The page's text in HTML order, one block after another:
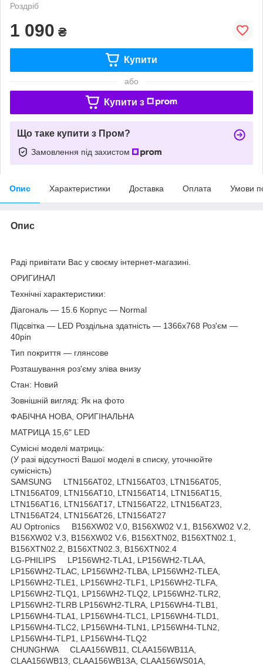
Роздріб
1 090 ₴
Купити
або
Купити з
Що таке купити з Пром?
Замовлення під захистом
Опис Характеристики Доставка Оплата Умови
Опис
Раді привітати Вас у своєму інтернет-магазині.
ОРИГИНАЛ
Технічні характеристики:
Діагональ — 15.6 Корпус — Normal
Підсвітка — LED Роздільна здатність — 1366х768 Роз'єм —
40pin
Тип покриття — глянсове
Розташування роз'єму зліва внизу
Стан: Новий
Зовнішній вигляд: Як на фото
ФАБІЧНА НОВА, ОРИГІНАЛЬНА
МАТРИЦА 15,6" LED
Сумісні моделі матриць:
(У разі відсутності Вашої моделі в списку, уточнюйте
сумісність)
SAMSUNG LTN156AT02, LTN156AT03, LTN156AT05,
LTN156AT09, LTN156AT10, LTN156AT14, LTN156AT15,
LTN156AT16, LTN156AT17, LTN156AT22, LTN156AT23,
LTN156AT24, LTN156AT26, LTN156AT27
AU Optronics B156XW02 V.0, B156XW02 V.1, B156XW02 V.2,
B156XW02 V.3, B156XW02 V.6, B156XTN02, B156XTN02.1,
B156XTN02.2, B156XTN02.3, B156XTN02.4
LG-PHILIPS LP156WH2-TLA1, LP156WH2-TLAA,
LP156WH2-TLAC, LP156WH2-TLBA, LP156WH2-TLEA,
LP156WH2-TLE1, LP156WH2-TLF1, LP156WH2-TLFA,
LP156WH2-TLQ1, LP156WH2-TLQ2, LP156WH2-TLR2,
LP156WH2-TLRB LP156WH2-TLRA, LP156WH4-TLB1,
LP156WH4-TLA1, LP156WH4-TLC1, LP156WH4-TLD1,
LP156WH4-TLC2, LP156WH4-TLN1, LP156WH4-TLN2,
LP156WH4-TLP1, LP156WH4-TLQ2
CHUNGHWA CLAA156WB11, CLAA156WB11A,
CLAA156WB13, CLAA156WB13A, CLAA156WS01A,